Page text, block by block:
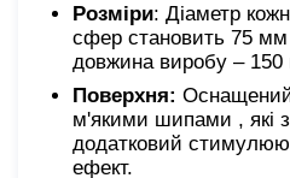
Розміри: Діаметр
сфер становить 75
довжина виробу –
Поверхня:
м'якими шипами , які
додатковий
ефект.